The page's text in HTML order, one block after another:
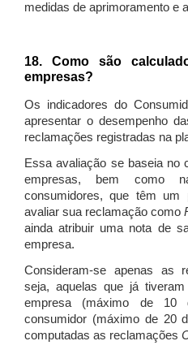
medidas de aprimoramento e
18. Como são
empresas?
Os indicadores do
apresentar o desempenho
reclamações registradas na
Essa avaliação se baseia no
empresas, bem como
consumidores, que têm
avaliar sua reclamação como
ainda atribuir uma nota de
empresa.
Consideram-se apenas as
seja, aquelas que já
empresa (máximo de
consumidor (máximo de 20
computadas as reclamações